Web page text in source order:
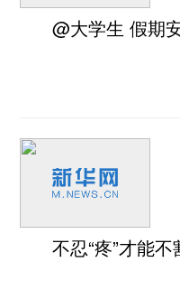
@大学生 假期
不忍“疼”才能